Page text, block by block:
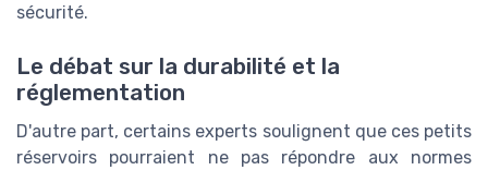
sécurité.
Le débat sur la durabilité et la
réglementation
D'autre part, certains experts soulignent que ces petits
réservoirs pourraient ne pas répondre aux normes